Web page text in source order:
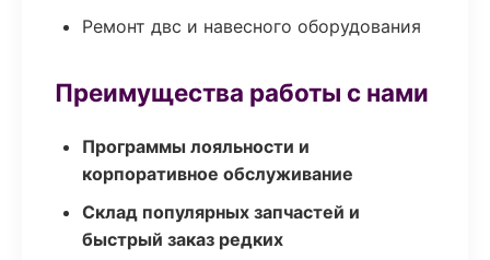
Ремонт двс и навесного оборудования
Преимущества работы с нами
Программы лояльности и
корпоративное обслуживание
Склад популярных запчастей и
быстрый заказ редких